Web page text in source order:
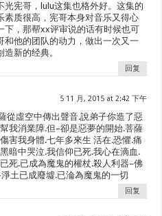
光宪哥，lulu这集也格外好。这集的
素质很高，宪哥本身对音乐又得心
下，那帮xx评审说的话有时候也可
和他的团队的动力，做出一次又一
新的经典。
回复
5 11 月, 2015 at 2:42 下午
從虛空中傳出聲音.說弟子你造了惡
我消業障.但–卻是惡夢的開始.菩薩
害我身體.七年多來生 活在.恐懼.痛
暗中哭泣.我信仰已死.我心在滴血.
死.已成為魔鬼的權杖.殺人利器–佛
已成廢墟.已淪為魔鬼的一切
回复